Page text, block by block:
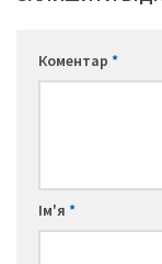
Коментар *
Ім'я *